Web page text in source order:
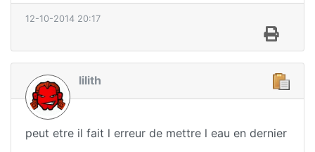
12-10-2014 20:17
lilith
peut etre il fait l erreur de mettre l eau en dernier